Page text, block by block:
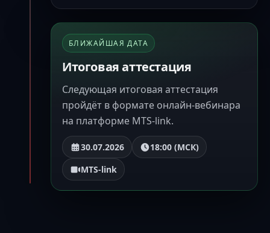
БЛИЖАЙШАЯ ДАТА
Итоговая аттестация
Следующая итоговая аттестация
пройдёт в формате онлайн-вебинара
на платформе MTS-link.
30.07.2026
18:00 (МСК)
MTS-link